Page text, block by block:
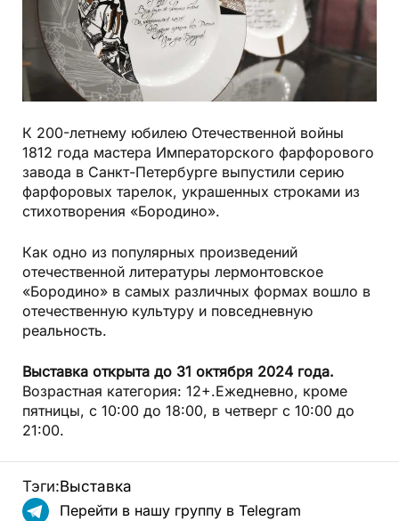
К 200-летнему юбилею Отечественной войны
1812 года мастера Императорского фарфорового
завода в Санкт-Петербурге выпустили серию
фарфоровых тарелок, украшенных строками из
стихотворения «Бородино».
Как одно из популярных произведений
отечественной литературы лермонтовское
«Бородино» в самых различных формах вошло в
отечественную культуру и повседневную
реальность.
Выставка открыта до 31 октября 2024 года.
Возрастная категория: 12+.Ежедневно, кроме
пятницы, с 10:00 до 18:00, в четверг с 10:00 до
21:00.
Тэги:Выставка
Перейти в нашу группу в Telegram